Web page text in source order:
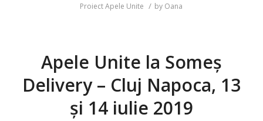
Proiect Apele Unite / by Oana
Apele Unite la Someș
Delivery – Cluj Napoca, 13
și 14 iulie 2019